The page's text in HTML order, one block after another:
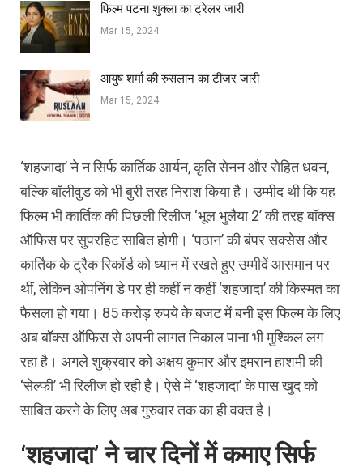
फिल्‍म पटना शुक्ला का ट्रेलर जारी
Mar 15, 2024
आयुष शर्मा की रुसलान का टीजर जारी
Mar 15, 2024
‘शहजादा’ ने न सिर्फ कार्तिक आर्यन, कृति सेनन और रोहित धवन,
बल्‍क‍ि बॉलीवुड को भी बुरी तरह निराश किया है। उम्‍मीद थी कि यह
फिल्‍म भी कार्तिक की पिछली रिलीज ‘भूल भुलैया 2’ की तरह बॉक्‍स
ऑफिस पर सुपरहिट साबित होगी। ‘पठान’ की बंपर सक्‍सेस और
कार्तिक के ट्रैक रिकॉर्ड को ध्‍यान में रखते हुए उम्‍मीदें आसमान पर
थीं, लेकिन ओपनिंग डे पर ही कहीं न कहीं ‘शहजादा’ की किस्‍मत का
फैसला हो गया। 85 करोड़ रुपये के बजट में बनी इस फिल्‍म के लिए
अब बॉक्‍स ऑफिस से अपनी लागत निकाल पाना भी मुश्‍क‍िल लग
रहा है। अगले शुक्रवार को अक्षय कुमार और इमरान हाशमी की
‘सेल्‍फी’ भी रिलीज हो रही है। ऐसे में ‘शहजादा’ के पास खुद को
साबित करने के लिए अब गुरुवार तक का ही वक्‍त है।
‘शहजादा’ ने चार दिनों में कमाए सिर्फ